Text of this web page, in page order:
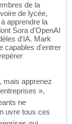
de la
de lycée,
apprendre la
Sora d'OpenAI
d'IA. Mark
capables d'entrer
mais apprenez
»,
ne
uvre tous ces